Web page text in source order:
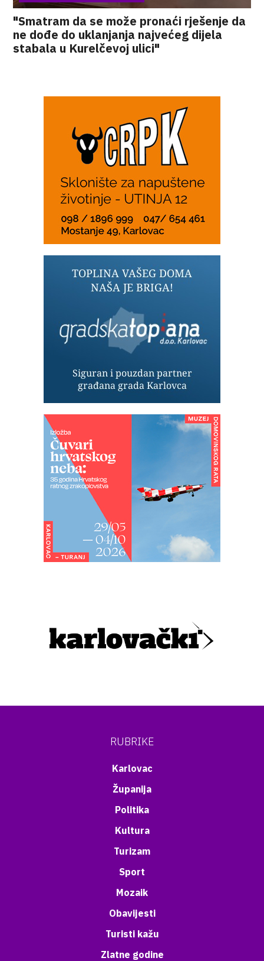
"Smatram da se može pronaći rješenje da
ne dođe do uklanjanja najvećeg dijela
stabala u Kurelčevoj ulici"
RUBRIKE
Karlovac
Županija
Politika
Kultura
Turizam
Sport
Mozaik
Obavijesti
Turisti kažu
Zlatne godine